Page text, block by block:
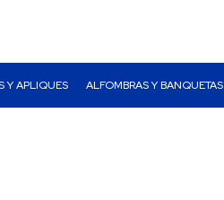
Y APLIQUES ALFOMBRAS Y BANQUETAS